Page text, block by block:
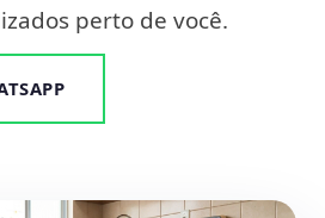
perto de você.